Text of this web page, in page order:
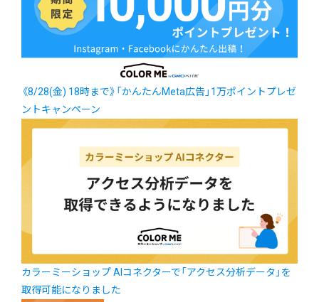
《8/28(金) 18時まで》「かんたんMeta広告」1万ポイントプレゼ
ントキャンペーン
カラーミーショップ AIコネクターで「アクセス分析データ」を
取得可能になりました